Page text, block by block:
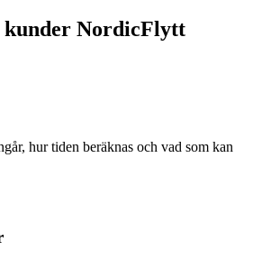
NordicFlytt
hur tiden beräknas och vad som kan